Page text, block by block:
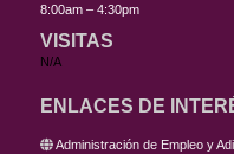
8:00am – 4:30pm
VISITAS
N/A
ENLACES DE
Administración de Empleo y